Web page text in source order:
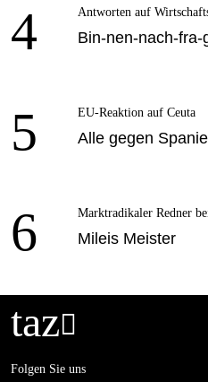
4 Antworten auf
Bin-nen-nach-fra-
5 EU-Reaktion auf Ceuta
Alle gegen
6 Marktradikaler Redner
Mileis Meister
taz
Folgen Sie uns